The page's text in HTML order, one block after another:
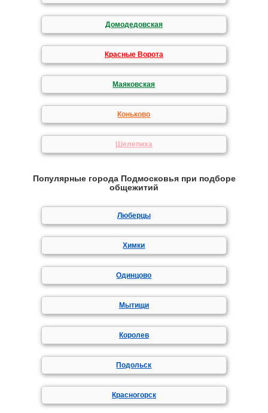
Домодедовская
Красные Ворота
Маяковская
Коньково
Шелепиха
Популярные города Подмосковья при подборе
общежитий
Люберцы
Химки
Одинцово
Мытищи
Королев
Подольск
Красногорск